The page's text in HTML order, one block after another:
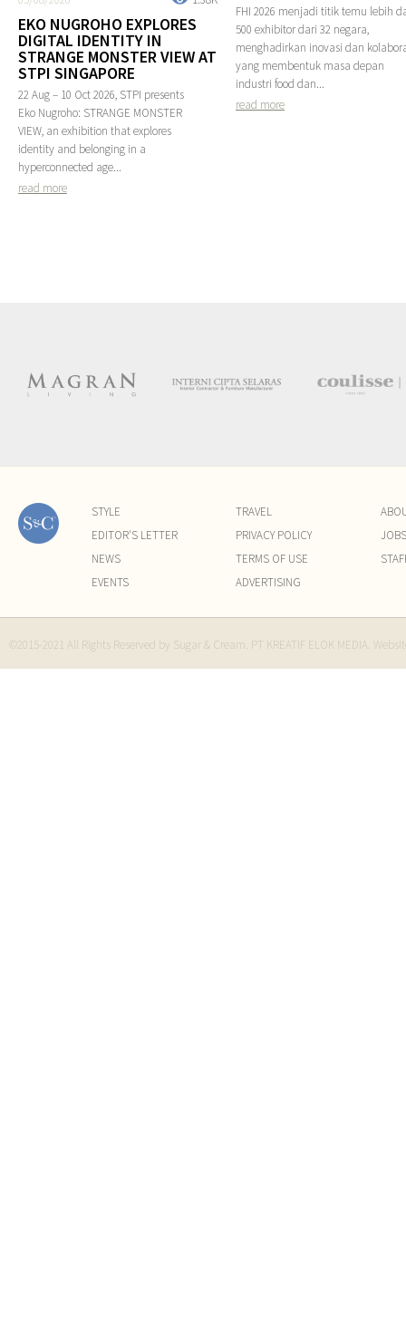
EKO NUGROHO EXPLORES
DIGITAL IDENTITY IN
STRANGE MONSTER VIEW AT
STPI SINGAPORE
22 Aug – 10 Oct 2026, STPI presents
Eko Nugroho: STRANGE MONSTER
VIEW, an exhibition that explores
identity and belonging in a
hyperconnected age...
read more
FHI 2026 menjadi titik temu lebih
500 exhibitor dari 32 negara,
menghadirkan inovasi dan
yang membentuk masa depan
industri food dan...
read more
STYLE
EDITOR'S LETTER
NEWS
EVENTS
TRAVEL
PRIVACY POLICY
TERMS OF USE
ADVERTISING
JOBS
©2015-2021 All Rights Reserved by Sugar & Cream. PT KREATIF ELOK MEDIA.